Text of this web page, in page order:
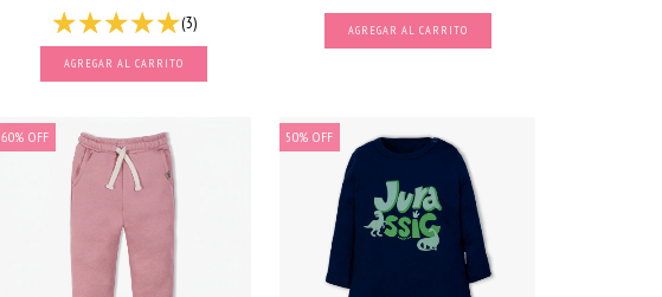
(3)
AGREGAR AL CARRITO
AGREGAR AL CARRITO
60%OFF 50%OFF